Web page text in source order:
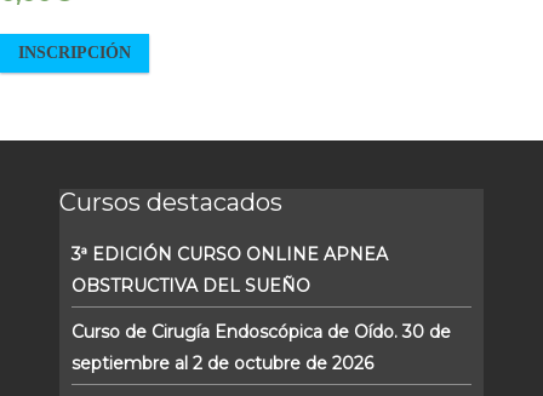
INSCRIPCIÓN
Cursos destacados
3ª EDICIÓN CURSO ONLINE APNEA
OBSTRUCTIVA DEL SUEÑO
Curso de Cirugía Endoscópica de Oído. 30 de
septiembre al 2 de octubre de 2026